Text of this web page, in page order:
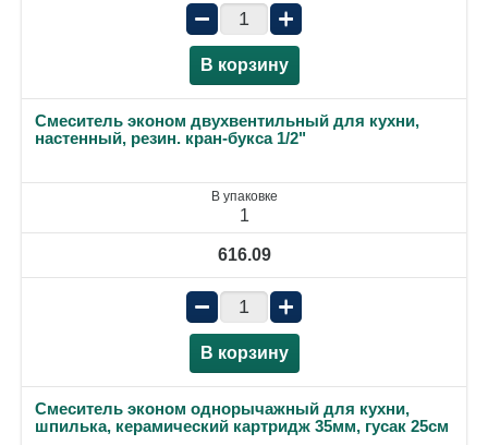
− +
В корзину
Смеситель эконом двухвентильный для кухни,
настенный, резин. кран-букса 1/2"
В упаковке
1
616.09
− +
В корзину
Смеситель эконом однорычажный для кухни,
шпилька, керамический картридж 35мм, гусак 25см